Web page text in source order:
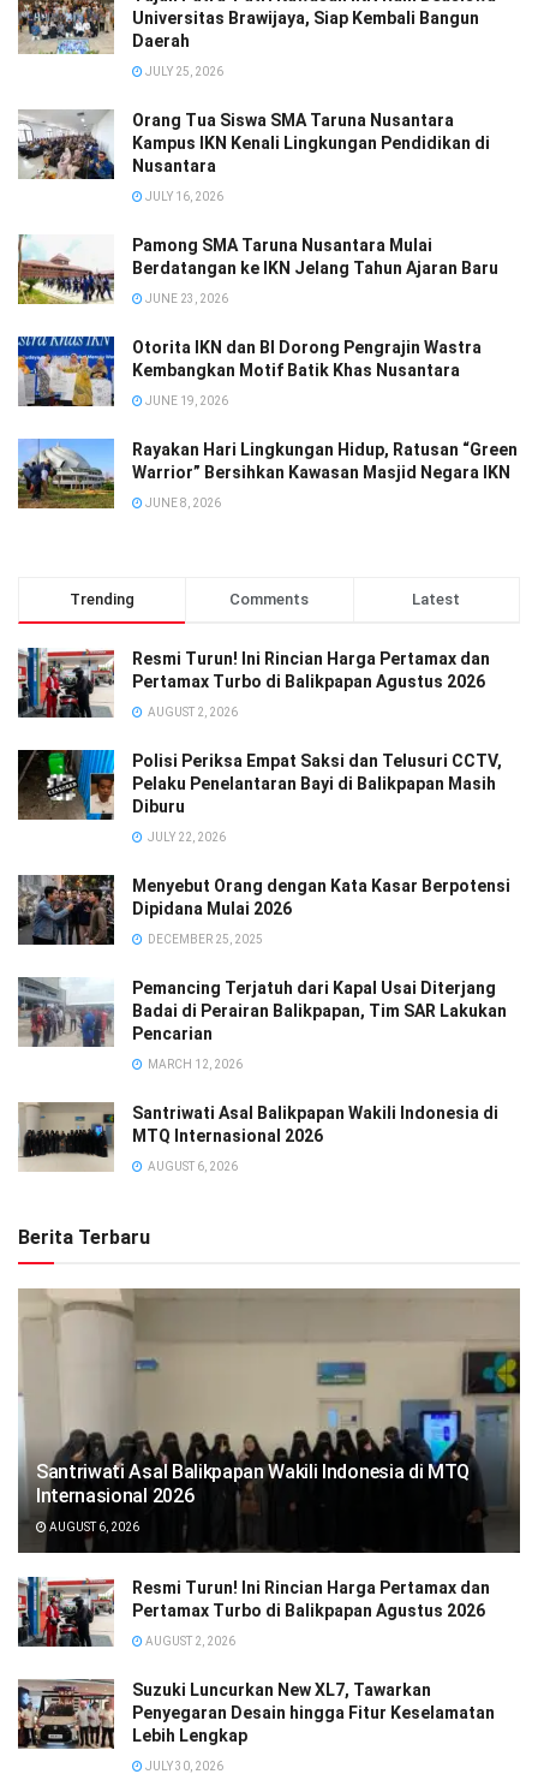
Universitas Brawijaya, Siap Kembali Bangun
Daerah
JULY 25, 2026
Orang Tua Siswa SMA Taruna Nusantara
Kampus IKN Kenali Lingkungan Pendidikan di
Nusantara
JULY 16, 2026
Pamong SMA Taruna Nusantara Mulai
Berdatangan ke IKN Jelang Tahun Ajaran Baru
JUNE 23, 2026
Otorita IKN dan BI Dorong Pengrajin Wastra
Kembangkan Motif Batik Khas Nusantara
JUNE 19, 2026
Rayakan Hari Lingkungan Hidup, Ratusan “Green
Warrior” Bersihkan Kawasan Masjid Negara IKN
JUNE 8, 2026
Trending Comments Latest
Resmi Turun! Ini Rincian Harga Pertamax dan
Pertamax Turbo di Balikpapan Agustus 2026
AUGUST 2, 2026
Polisi Periksa Empat Saksi dan Telusuri CCTV,
Pelaku Penelantaran Bayi di Balikpapan Masih
Diburu
JULY 22, 2026
Menyebut Orang dengan Kata Kasar Berpotensi
Dipidana Mulai 2026
DECEMBER 25, 2025
Pemancing Terjatuh dari Kapal Usai Diterjang
Badai di Perairan Balikpapan, Tim SAR Lakukan
Pencarian
MARCH 12, 2026
Santriwati Asal Balikpapan Wakili Indonesia di
MTQ Internasional 2026
AUGUST 6, 2026
Berita Terbaru
Santriwati Asal Balikpapan Wakili Indonesia di MTQ
Internasional 2026
AUGUST 6, 2026
Resmi Turun! Ini Rincian Harga Pertamax dan
Pertamax Turbo di Balikpapan Agustus 2026
AUGUST 2, 2026
Suzuki Luncurkan New XL7, Tawarkan
Penyegaran Desain hingga Fitur Keselamatan
Lebih Lengkap
JULY 30, 2026